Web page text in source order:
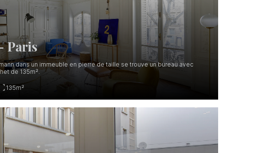
Paris
dans un immeuble en pierre de taille se trouve un bureau avec
de 135m².
135m²